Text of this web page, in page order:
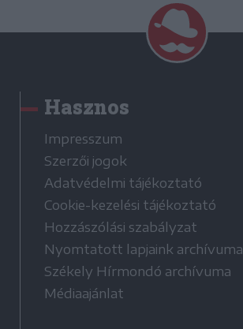
Hasznos
Impresszum
Szerzői jogok
Adatvédelmi tájékoztató
Cookie-kezelési tájékoztató
Hozzászólási szabályzat
Nyomtatott lapjaink archívuma
Székely Hírmondó archívuma
Médiaajánlat